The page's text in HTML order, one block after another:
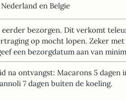
en Belgie
eerder bezorgen. Dit verkomt
op mocht lopen. Zeker met
een bezorgdatum aan van
na ontvangst: Macarons 5 dagen
7 dagen buiten de koeling.